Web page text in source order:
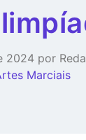
2024 por
Marciais